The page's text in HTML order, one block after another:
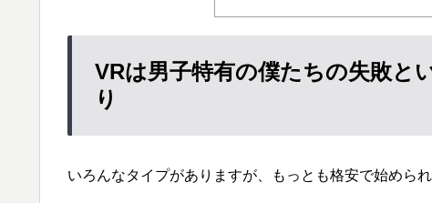
VRは男子特有の僕たちの失敗と
り
いろんなタイプがありますが、もっとも格安で始めら